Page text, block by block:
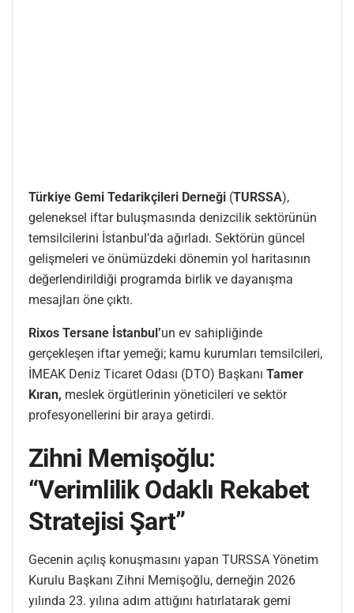
Türkiye Gemi Tedarikçileri Derneği (TURSSA),
geleneksel iftar buluşmasında denizcilik sektörünün
temsilcilerini İstanbul’da ağırladı. Sektörün güncel
gelişmeleri ve önümüzdeki dönemin yol haritasının
değerlendirildiği programda birlik ve dayanışma
mesajları öne çıktı.
Rixos Tersane İstanbul’un ev sahipliğinde
gerçekleşen iftar yemeği; kamu kurumları temsilcileri,
İMEAK Deniz Ticaret Odası (DTO) Başkanı Tamer
Kıran, meslek örgütlerinin yöneticileri ve sektör
profesyonellerini bir araya getirdi.
Zihni Memişoğlu:
“Verimlilik Odaklı Rekabet
Stratejisi Şart”
Gecenin açılış konuşmasını yapan TURSSA Yönetim
Kurulu Başkanı Zihni Memişoğlu, derneğin 2026
yılında 23. yılına adım attığını hatırlatarak gemi